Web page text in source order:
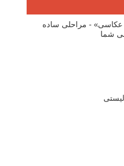
- مراحلی ساده
شما